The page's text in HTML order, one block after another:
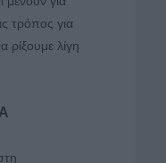
τρόπος για
ρίξουμε λίγη